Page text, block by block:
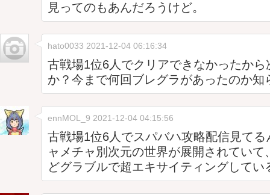
見ってのもあんだろうけど。
hato0033 2021-12-04 06:16:34
古戦場1位6人でクリアできなかったか
か？今まで何回ブレグラがあったのか知
ennMOL_9 2021-12-04 04:15:56
古戦場1位6人でスパバハ攻略配信見て
ャメチャ別次元の世界が展開されてい
どグラブルで超エキサイティングしてい